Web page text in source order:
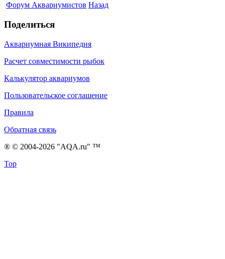
Форум Аквариумистов Назад
Поделиться
Аквариумная Википедия
Расчет совместимости рыбок
Калькулятор аквариумов
Пользовательское соглашение
Правила
Обратная связь
® © 2004-2026 "AQA.ru" ™
Top